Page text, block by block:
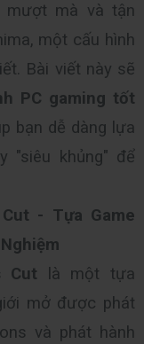
mượt mà và tận
một cấu hình
Bài viết này sẽ
PC gaming tốt
bạn dễ dàng lựa
"siêu khủng" để
- Tựa Game
Cut
là một tựa
mở được phát
và phát hành